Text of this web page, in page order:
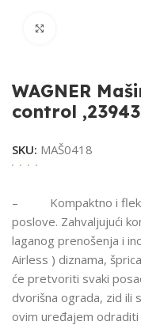
WAGNER
control
SKU: MAŠ0418
– Kompaktno i
poslove. Zahvaljujući
laganog prenošenja i
Airless ) diznama,
će pretvoriti svaki
dvorišna ograda, zid ili
ovim uređajem